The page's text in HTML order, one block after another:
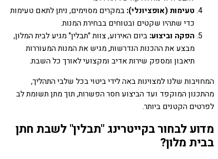
טעימות (אופציונלי): במקרים מסוימים, ניתן לתאם טעימות
כדי שתהיו שקטים ובטוחים בבחירת המנות.
הפקה וביצוע: ביום האירוע, צוות "תבלין" מגיע לבית המלון,
מבצע את ההכנות הנדרשות, מגיש את המנות המעוררות
תיאבון ומספק שירות אדיב ומקצועי לאורך כל השבת.
המחויבות שלנו למצוינות באה לידי ביטוי בכל שלבי התהליך,
מהתכנון המוקפד ועד הביצוע חסר הפשרות, תוך מתן תשומת לב
לפרטים הקטנים ביותר.
מדוע לבחור בקייטרינג "תבלין" לשבת חתן
בבית מלון?